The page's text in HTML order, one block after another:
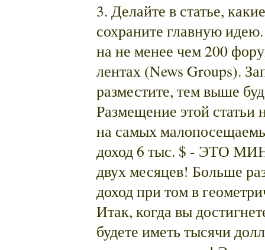
3. Делайте в статье,
сохраните главную
на не менее чем 200
лентах (News Groups).
разместите, тем выше
Размещение этой
на самых
доход 6 тыс. $ - ЭТО
двух месяцев! Больше
доход при том в
Итак, когда вы
будете иметь тысячи